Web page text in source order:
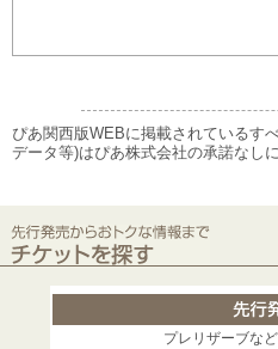
ぴあ関西版WEBに掲載されているす
データ等)はぴあ株式会社の承諾なし
プレリザーブな